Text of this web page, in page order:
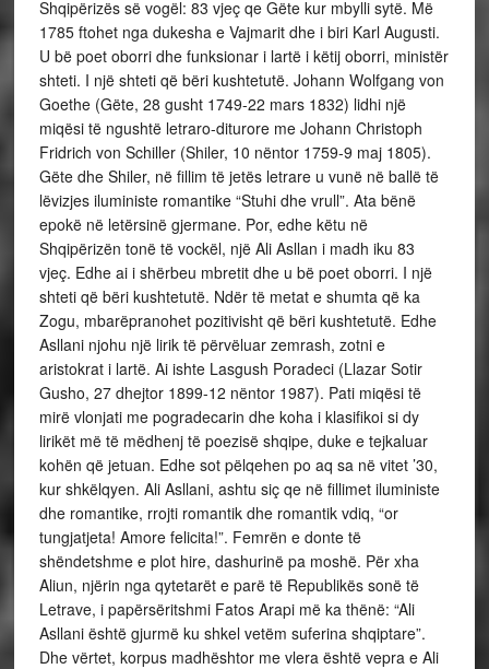
Shqipërizës së vogël: 83 vjeç qe Gëte kur mbylli sytë. Më
1785 ftohet nga dukesha e Vajmarit dhe i biri Karl Augusti.
U bë poet oborri dhe funksionar i lartë i këtij oborri, ministër
shteti. I një shteti që bëri kushtetutë. Johann Wolfgang von
Goethe (Gëte, 28 gusht 1749-22 mars 1832) lidhi një
miqësi të ngushtë letraro-diturore me Johann Christoph
Fridrich von Schiller (Shiler, 10 nëntor 1759-9 maj 1805).
Gëte dhe Shiler, në fillim të jetës letrare u vunë në ballë të
lëvizjes iluministe romantike “Stuhi dhe vrull”. Ata bënë
epokë në letërsinë gjermane. Por, edhe këtu në
Shqipërizën tonë të vockël, një Ali Asllan i madh iku 83
vjeç. Edhe ai i shërbeu mbretit dhe u bë poet oborri. I një
shteti që bëri kushtetutë. Ndër të metat e shumta që ka
Zogu, mbarëpranohet pozitivisht që bëri kushtetutë. Edhe
Asllani njohu një lirik të përvëluar zemrash, zotni e
aristokrat i lartë. Ai ishte Lasgush Poradeci (Llazar Sotir
Gusho, 27 dhejtor 1899-12 nëntor 1987). Pati miqësi të
mirë vlonjati me pogradecarin dhe koha i klasifikoi si dy
lirikët më të mëdhenj të poezisë shqipe, duke e tejkaluar
kohën që jetuan. Edhe sot pëlqehen po aq sa në vitet ’30,
kur shkëlqyen. Ali Asllani, ashtu siç qe në fillimet iluministe
dhe romantike, rrojti romantik dhe romantik vdiq, “or
tungjatjeta! Amore felicita!”. Femrën e donte të
shëndetshme e plot hire, dashurinë pa moshë. Për xha
Aliun, njërin nga qytetarët e parë të Republikës sonë të
Letrave, i papërsëritshmi Fatos Arapi më ka thënë: “Ali
Asllani është gjurmë ku shkel vetëm suferina shqiptare”.
Dhe vërtet, korpus madhështor me vlera është vepra e Ali